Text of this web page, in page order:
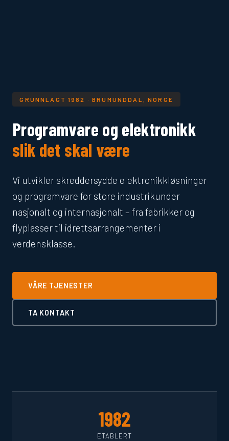
GRUNNLAGT 1982 · BRUMUNDDAL, NORGE
Programvare og elektronikk
slik det skal være
Vi utvikler skreddersydde elektronikkløsninger
og programvare for store industrikunder
nasjonalt og internasjonalt – fra fabrikker og
flyplasser til idrettsarrangementer i
verdensklasse.
VÅRE TJENESTER
TA KONTAKT
1982
ETABLERT